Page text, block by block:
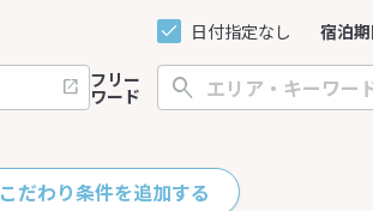
日付指定なし 宿泊
フリー
ワード
こだわり条件を追加する